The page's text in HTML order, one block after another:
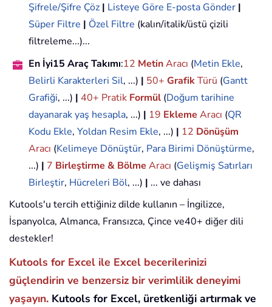
Şifrele/Şifre Çöz | Listeye Göre E-posta Gönder |
Süper Filtre | Özel Filtre (kalın/italik/üstü çizili
filtreleme...)...
En İyi15 Araç Takımı:12 MetinAracı (Metin Ekle,
Belirli Karakterleri Sil, ...) | 50+ GrafikTürü (Gantt
Grafiği, ...) | 40+ Pratik Formül (Doğum tarihine
dayanarak yaş hesapla, ...) | 19 Ekleme Aracı (QR
Kodu Ekle, Yoldan Resim Ekle, ...) | 12 Dönüşüm
Aracı (Kelimeye Dönüştür, Para Birimi Dönüştürme,
...) | 7 Birleştirme & Bölme Aracı (Gelişmiş Satırları
Birleştir, Hücreleri Böl, ...) | ... ve dahası
Kutools'u tercih ettiğiniz dilde kullanın – İngilizce,
İspanyolca, Almanca, Fransızca, Çince ve40+ diğer dili
destekler!
Kutools for Excel ile Excel becerilerinizi
güçlendirin ve benzersiz bir verimlilik deneyimi
yaşayın. Kutools for Excel, üretkenliği artırmak ve